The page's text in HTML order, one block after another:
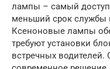
лампы – самый
меньший срок службы
Ксеноновые лампы
требуют установки
встречных